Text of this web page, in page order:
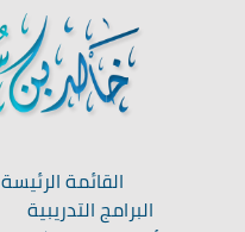
القائمة الرئيسة
البرامج التدريبية